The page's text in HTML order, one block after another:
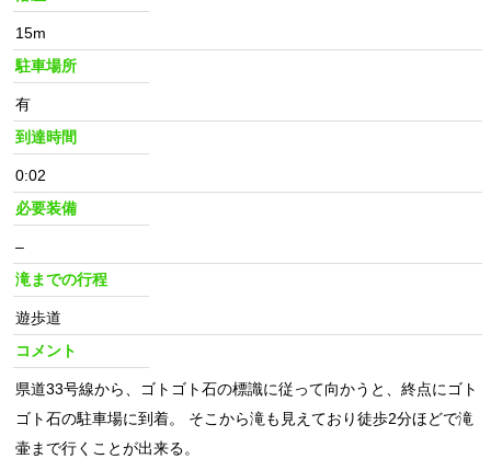
15m
駐車場所
有
到達時間
0:02
必要装備
–
滝までの行程
遊歩道
コメント
県道33号線から、ゴトゴト石の標識に従って向かうと、終点にゴト
ゴト石の駐車場に到着。 そこから滝も見えており徒歩2分ほどで滝
壷まで行くことが出来る。